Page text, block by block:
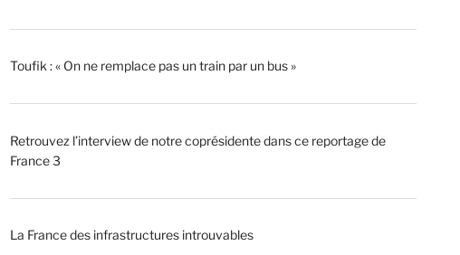
Toufik : « On ne remplace pas un train par un bus »
Retrouvez l’interview de notre coprésidente dans ce reportage de
France 3
La France des infrastructures introuvables